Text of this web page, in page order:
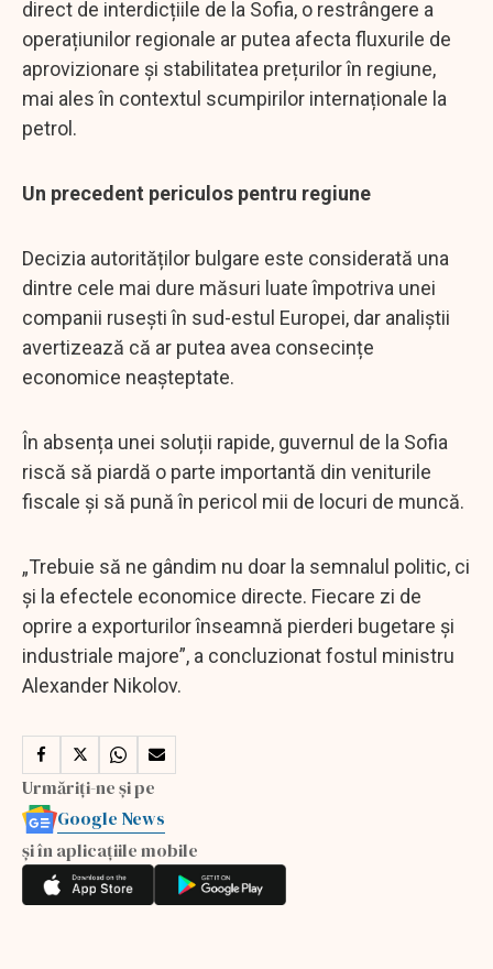
direct de interdicțiile de la Sofia, o restrângere a
operațiunilor regionale ar putea afecta fluxurile de
aprovizionare și stabilitatea prețurilor în regiune,
mai ales în contextul scumpirilor internaționale la
petrol.
Un precedent periculos pentru regiune
Decizia autorităților bulgare este considerată una
dintre cele mai dure măsuri luate împotriva unei
companii rusești în sud-estul Europei, dar analiștii
avertizează că ar putea avea consecințe
economice neașteptate.
În absența unei soluții rapide, guvernul de la Sofia
riscă să piardă o parte importantă din veniturile
fiscale și să pună în pericol mii de locuri de muncă.
„Trebuie să ne gândim nu doar la semnalul politic, ci
și la efectele economice directe. Fiecare zi de
oprire a exporturilor înseamnă pierderi bugetare și
industriale majore”, a concluzionat fostul ministru
Alexander Nikolov.
Urmăriți-ne și pe
Google News
și în aplicațiile mobile